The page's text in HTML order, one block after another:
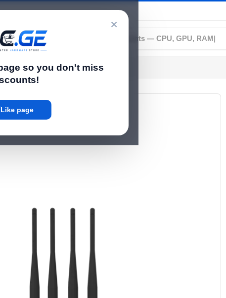
×
so you don't miss
Like page
Catalog
4G კარიბჭე - 4 არხიანი